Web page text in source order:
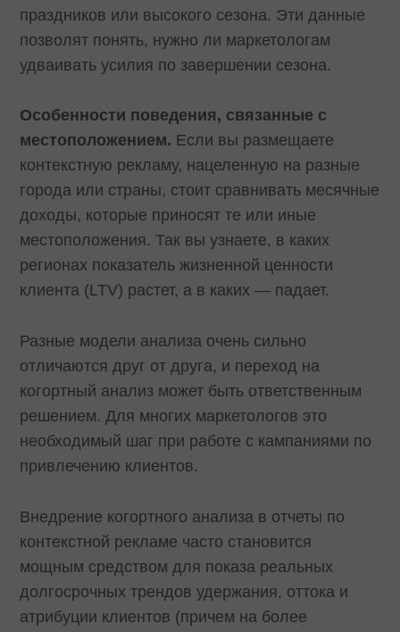
праздников или высокого сезона. Эти данные
позволят понять, нужно ли маркетологам
удваивать усилия по завершении сезона.
Особенности поведения, связанные с
местоположением. Если вы размещаете
контекстную рекламу, нацеленную на разные
города или страны, стоит сравнивать месячные
доходы, которые приносят те или иные
местоположения. Так вы узнаете, в каких
регионах показатель жизненной ценности
клиента (LTV) растет, а в каких — падает.
Разные модели анализа очень сильно
отличаются друг от друга, и переход на
когортный анализ может быть ответственным
решением. Для многих маркетологов это
необходимый шаг при работе с кампаниями по
привлечению клиентов.
Внедрение когортного анализа в отчеты по
контекстной рекламе часто становится
мощным средством для показа реальных
долгосрочных трендов удержания, оттока и
атрибуции клиентов (причем на более